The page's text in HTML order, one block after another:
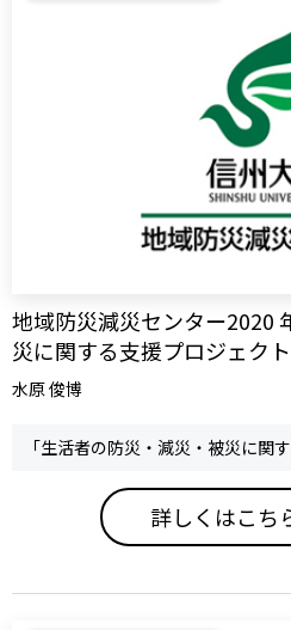
地域防災減災センター2020
災に関する支援プロジェク
水原 俊博
「生活者の防災・減災・被災に関
詳しくはこち